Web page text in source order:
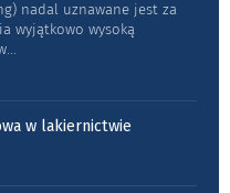
nadal uznawane jest za
wyjątkowo wysoką
...
w lakiernictwie